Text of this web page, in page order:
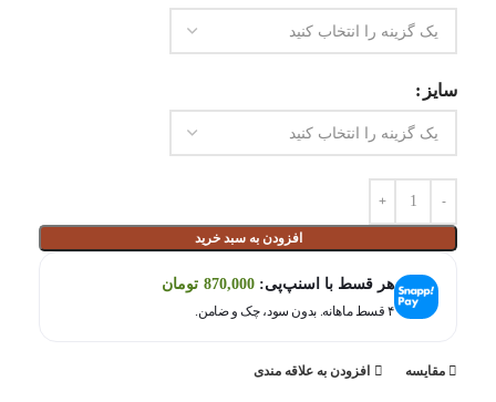
سایز
افزودن به سبد خرید
هر قسط با اسنپ‌پی: 870,000 تومان
۴ قسط ماهانه. بدون سود، چک و ضامن.
مقايسه افزودن به علاقه مندی